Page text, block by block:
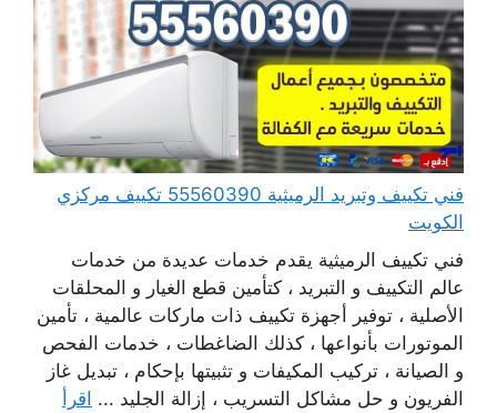
فني تكييف وتبريد الرميثية 55560390 تكييف مركزي
الكويت
فني تكييف الرميثية يقدم خدمات عديدة من خدمات
عالم التكييف و التبريد ، كتأمين قطع الغيار و المحلقات
الأصلية ، توفير أجهزة تكييف ذات ماركات عالمية ، تأمين
الموتورات بأنواعها ، كذلك الضاغطات ، خدمات الفحص
و الصيانة ، تركيب المكيفات و تثبيتها بإحكام ، تبديل غاز
الفريون و حل مشاكل التسريب ، إزالة الجليد ... اقرأ